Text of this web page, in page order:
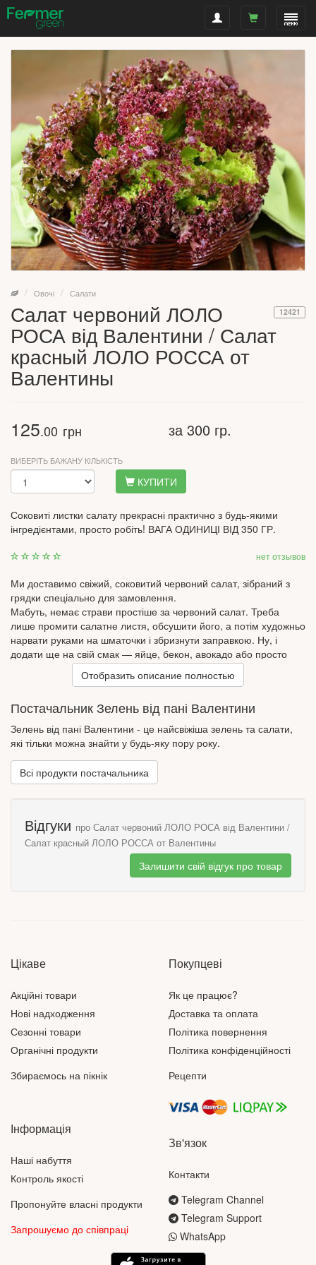
Овочі Салати
12421
Салат червоний ЛОЛО
РОСА від Валентини / Салат
красный ЛОЛО РОССА от
Валентины
125.00 грн за 300 гр.
ВИБЕРІТЬ БАЖАНУ КІЛЬКІСТЬ
КУПИТИ
Соковиті листки салату прекрасні практично з будь-якими
інгредієнтами, просто робіть! ВАГА ОДИНИЦІ ВІД 350 ГР.
нет отзывов
Ми доставимо свіжий, соковитий червоний салат, зібраний з
грядки спеціально для замовлення.
Мабуть, немає страви простіше за червоний салат. Треба
лише промити салатне листя, обсушити його, а потім художньо
нарвати руками на шматочки і збризнути заправкою. Ну, і
додати ще на свій смак — яйце, бекон, авокадо або просто
свіжий огірок. Отобразить описание полностью
Постачальник Зелень від пані Валентини
Зелень від пані Валентини - це найсвіжіша зелень та салати,
які тільки можна знайти у будь-яку пору року.
Всі продукти постачальника
Відгуки про Салат червоний ЛОЛО РОСА від Валентини /
Салат красный ЛОЛО РОССА от Валентины
Залишити свій відгук про товар
Цікаве
Акційні товари
Нові надходження
Сезонні товари
Органічні продукти
Збираємось на пікнік
Покупцеві
Як це працює?
Доставка та оплата
Політика повернення
Політика конфіденційності
Рецепти
Інформація
Наші набуття
Контроль якості
Пропонуйте власні продукти
Запрошуємо до співпраці
Зв'язок
Контакти
Telegram Channel
Telegram Support
WhatsApp